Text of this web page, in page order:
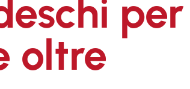
per
oltre